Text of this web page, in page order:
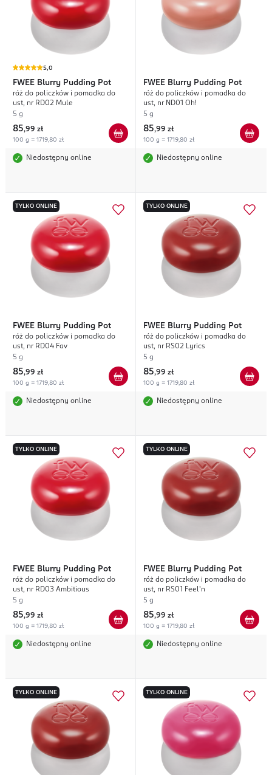
5,0
FWEE Blurry Pudding Pot
róż do policzków i pomadka do
ust, nr RD02 Mule
5 g
85,99 zł
100 g = 1719,80 zł
Niedostępny online
FWEE Blurry Pudding Pot
róż do policzków i pomadka do
ust, nr ND01 Oh!
5 g
85,99 zł
100 g = 1719,80 zł
Niedostępny online
TYLKO ONLINE
FWEE Blurry Pudding Pot
róż do policzków i pomadka do
ust, nr RD04 Fav
5 g
85,99 zł
100 g = 1719,80 zł
Niedostępny online
TYLKO ONLINE
FWEE Blurry Pudding Pot
róż do policzków i pomadka do
ust, nr RS02 Lyrics
5 g
85,99 zł
100 g = 1719,80 zł
Niedostępny online
TYLKO ONLINE
FWEE Blurry Pudding Pot
róż do policzków i pomadka do
ust, nr RD03 Ambitious
5 g
85,99 zł
100 g = 1719,80 zł
Niedostępny online
TYLKO ONLINE
FWEE Blurry Pudding Pot
róż do policzków i pomadka do
ust, nr RS01 Feel'n
5 g
85,99 zł
100 g = 1719,80 zł
Niedostępny online
TYLKO ONLINE TYLKO ONLINE